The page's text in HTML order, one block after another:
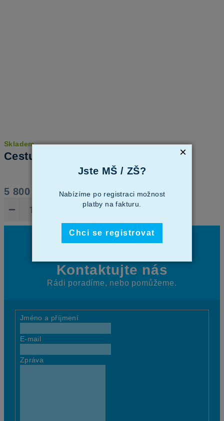
Skladem
Cestujeme po světě
5 800 Kč
− Do košíku
Kontaktujte nás
Rádi poradíme, nebo pomůžeme.
Jméno a příjmení
E-mail
Zpráva
×
Jste MŠ / ZŠ?
Nabízíme po registraci možnost
platby na fakturu.
Chci se registrovat